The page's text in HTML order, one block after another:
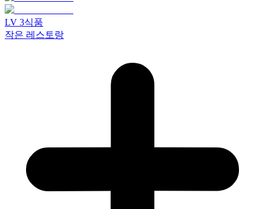
LV 3식품
작은 레스토랑